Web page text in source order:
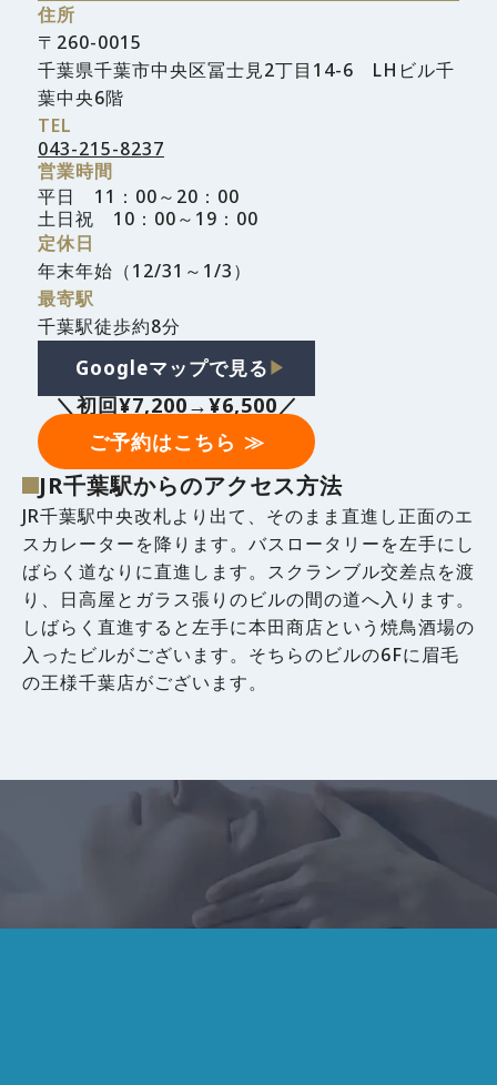
住所
〒260-0015
千葉県千葉市中央区冨士見2丁目14-6 LHビル千
葉中央6階
TEL
043-215-8237
営業時間
平日 11：00～20：00
土日祝 10：00～19：00
定休日
年末年始（12/31～1/3）
最寄駅
千葉駅徒歩約8分
Googleマップで見る ▶︎
＼初回¥7,200→¥6,500／
ご予約はこちら ≫
JR千葉駅からのアクセス方法
JR千葉駅中央改札より出て、そのまま直進し正面のエ
スカレーターを降ります。バスロータリーを左手にし
ばらく道なりに直進します。スクランブル交差点を渡
り、日高屋とガラス張りのビルの間の道へ入ります。
しばらく直進すると左手に本田商店という焼鳥酒場の
入ったビルがございます。そちらのビルの6Fに眉毛
の王様千葉店がございます。